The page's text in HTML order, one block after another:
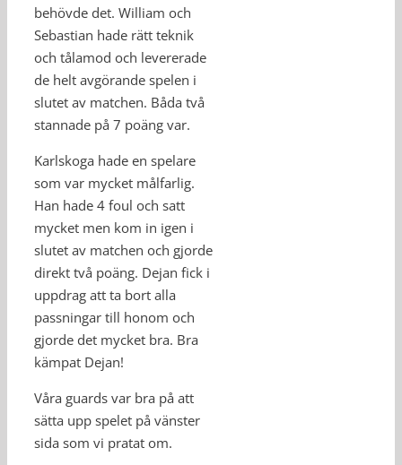
behövde det. William och
Sebastian hade rätt teknik
och tålamod och levererade
de helt avgörande spelen i
slutet av matchen. Båda två
stannade på 7 poäng var.
Karlskoga hade en spelare
som var mycket målfarlig.
Han hade 4 foul och satt
mycket men kom in igen i
slutet av matchen och gjorde
direkt två poäng. Dejan fick i
uppdrag att ta bort alla
passningar till honom och
gjorde det mycket bra. Bra
kämpat Dejan!
Våra guards var bra på att
sätta upp spelet på vänster
sida som vi pratat om.